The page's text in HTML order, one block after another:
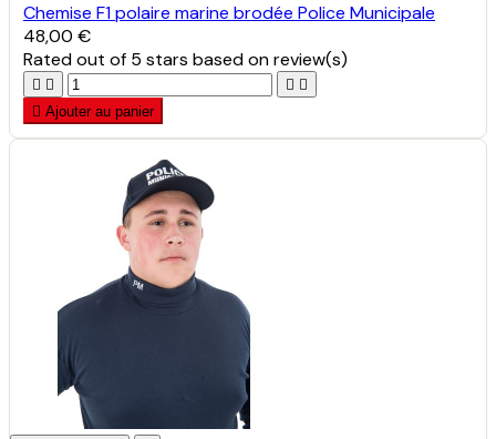
Chemise F1 polaire marine brodée Police Municipale
48,00 €
Ratedout of 5 stars based onreview(s)
   
 Ajouter au panier